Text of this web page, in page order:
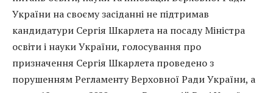
України на своєму засіданні не підтримав
кандидатури Сергія Шкарлета на посаду Міністра
освіти і науки України, голосування про
призначення Сергія Шкарлета проведено з
порушенням Регламенту Верховної Ради України, а